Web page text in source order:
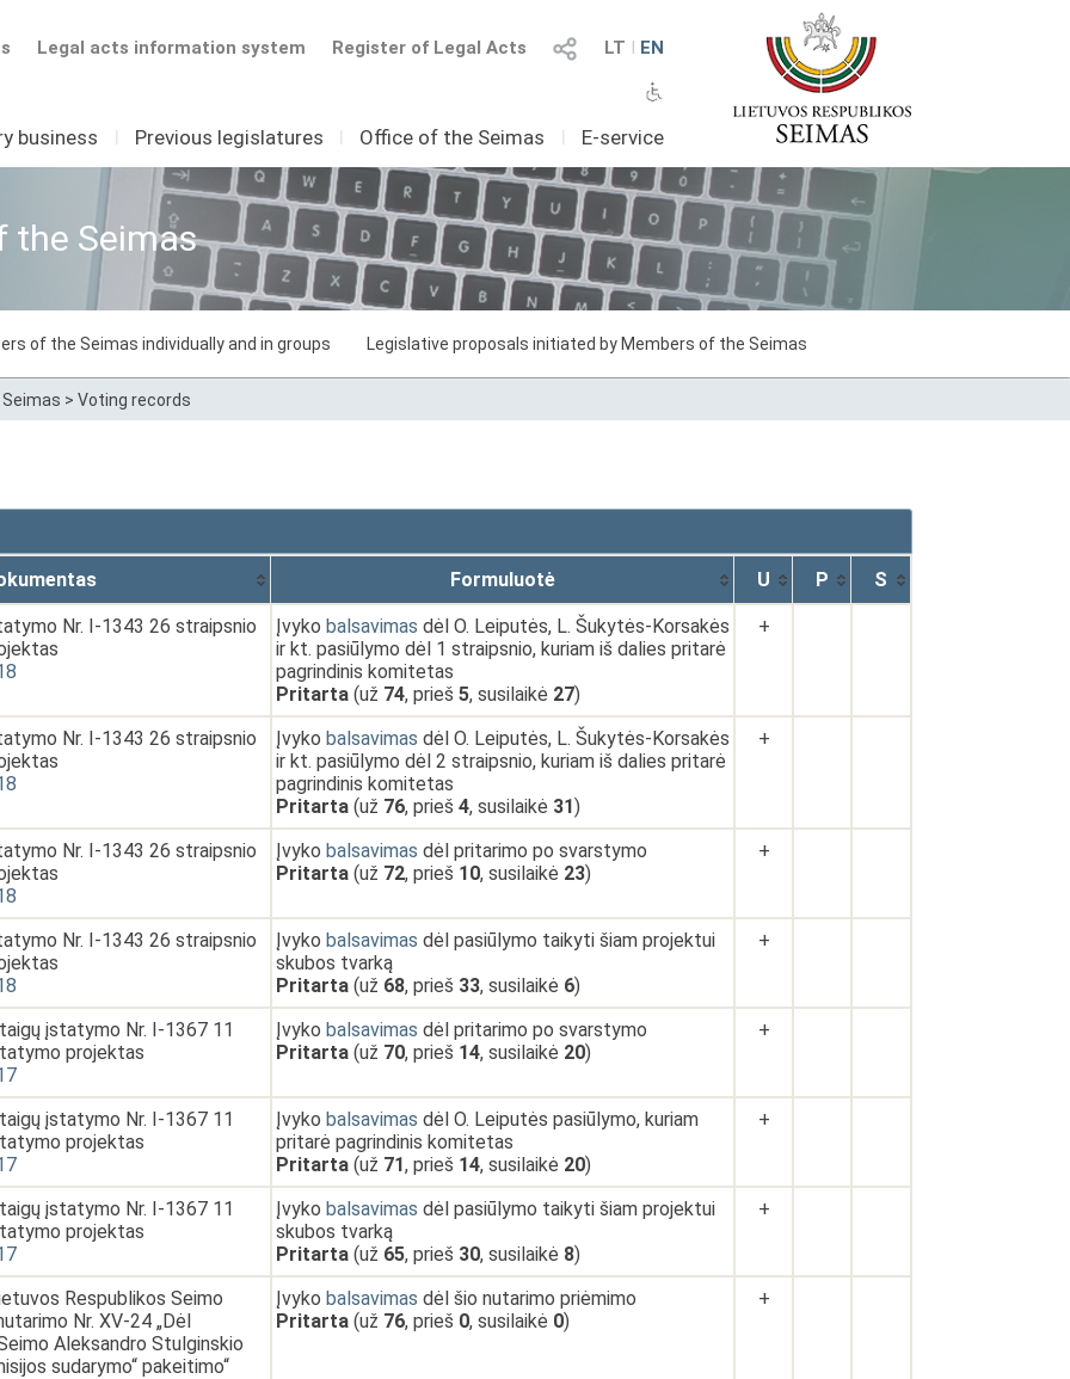
LT I EN
Register of Legal Acts
Legal acts information system
business I Previous legislatures I Office of the Seimas I E-service
the Seimas
of the Seimas individually and in groups Legislative proposals initiated by Members of the Seimas
> Voting records
Formuluotė U P S
Nr. I-1343 26 straipsnio
Įvyko balsavimas dėl O. Leiputės, L. Šukytės-Korsakės
ir kt. pasiūlymo dėl 1 straipsnio, kuriam iš dalies pritarė
pagrindinis komitetas
Pritarta (už 74, prieš 5, susilaikė 27)
+
Nr. I-1343 26 straipsnio
Įvyko balsavimas dėl O. Leiputės, L. Šukytės-Korsakės
ir kt. pasiūlymo dėl 2 straipsnio, kuriam iš dalies pritarė
pagrindinis komitetas
Pritarta (už 76, prieš 4, susilaikė 31)
+
Nr. I-1343 26 straipsnio
Įvyko balsavimas dėl pritarimo po svarstymo
Pritarta (už 72, prieš 10, susilaikė 23)
+
Nr. I-1343 26 straipsnio
Įvyko balsavimas dėl pasiūlymo taikyti šiam projektui
skubos tvarką
Pritarta (už 68, prieš 33, susilaikė 6)
+
įstatymo Nr. I-1367 11
projektas
Įvyko balsavimas dėl pritarimo po svarstymo
Pritarta (už 70, prieš 14, susilaikė 20)
+
įstatymo Nr. I-1367 11
projektas
Įvyko balsavimas dėl O. Leiputės pasiūlymo, kuriam
pritarė pagrindinis komitetas
Pritarta (už 71, prieš 14, susilaikė 20)
+
įstatymo Nr. I-1367 11
projektas
Įvyko balsavimas dėl pasiūlymo taikyti šiam projektui
skubos tvarką
Pritarta (už 65, prieš 30, susilaikė 8)
+
Respublikos Seimo
Nr. XV-24 „Dėl
Aleksandro Stulginskio
sudarymo“ pakeitimo“
Įvyko balsavimas dėl šio nutarimo priėmimo
Pritarta (už 76, prieš 0, susilaikė 0)
+